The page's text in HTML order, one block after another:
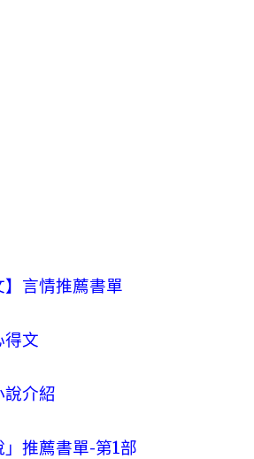
言情推薦書單
得文
說介紹
」推薦書單-第1部